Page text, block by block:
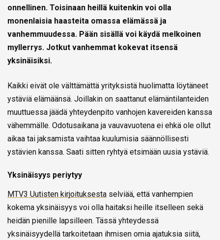
onnellinen. Toisinaan heillä kuitenkin voi olla
monenlaisia haasteita omassa elämässä ja
vanhemmuudessa. Pään sisällä voi käydä melkoinen
myllerrys. Jotkut vanhemmat kokevat itsensä
yksinäisiksi.
Kaikki eivät ole välttämättä yrityksistä huolimatta löytäneet
ystäviä elämäänsä. Joillakin on saattanut elämäntilanteiden
muuttuessa jäädä yhteydenpito vanhojen kavereiden kanssa
vähemmälle. Odotusaikana ja vauvavuotena ei ehkä ole ollut
aikaa tai jaksamista vaihtaa kuulumisia säännöllisesti
ystävien kanssa. Saati sitten ryhtyä etsimään uusia ystäviä.
Yksinäisyys periytyy
MTV3 Uutisten kirjoituksesta selviää, että vanhempien
kokema yksinäisyys voi olla haitaksi heille itselleen sekä
heidän pienille lapsilleen. Tässä yhteydessä
yksinäisyydellä tarkoitetaan ihmisen omia ajatuksia siitä,